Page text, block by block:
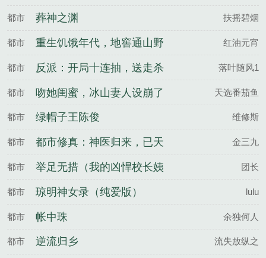
开始
都市 葬神之渊 扶摇碧烟
都市
重生饥饿年代，地窖通山野
肉管饱
红油元宵
都市
反派：开局十连抽，送走杀
手女主
落叶随风1
都市
吻她闺蜜，冰山妻人设崩了
哭唧唧
天选番茄鱼
都市 绿帽子王陈俊 维修斯
都市
都市修真：神医归来，已天
下无敌
金三九
都市
举足无措（我的凶悍校长姨
妈，严厉总裁妈妈，武斗派
体育老师被学弟逐一攻陷）
团长
都市 琼明神女录（纯爱版） lulu
都市 帐中珠 余独何人
都市 逆流归乡 流失放纵之